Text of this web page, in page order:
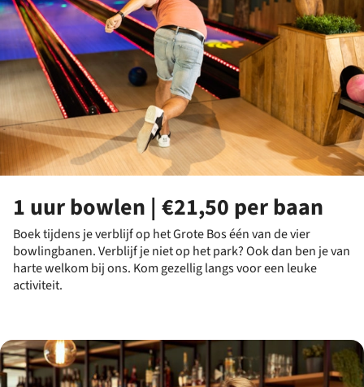
1 uur bowlen | €21,50 per baan
Boek tijdens je verblijf op het Grote Bos één van de vier
bowlingbanen. Verblijf je niet op het park? Ook dan ben je van
harte welkom bij ons. Kom gezellig langs voor een leuke
activiteit.